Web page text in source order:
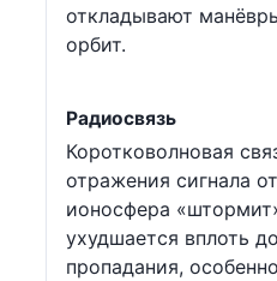
откладывают
орбит.
Радиосвязь
Коротковолновая
отражения сигнала
ионосфера
ухудшается вплоть
пропадания,